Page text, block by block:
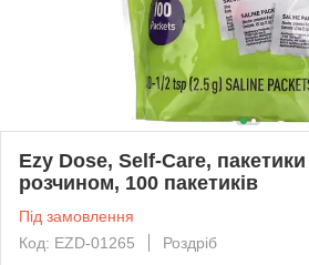
Ezy Dose, Self-Care, пакетики
розчином, 100 пакетиків
Під замовлення
Код: EZD-01265
Роздріб